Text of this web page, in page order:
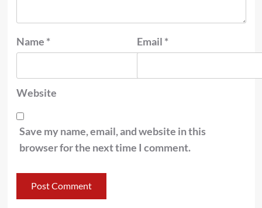
Name * Email *
Website
Save my name, email, and website in this
browser for the next time I comment.